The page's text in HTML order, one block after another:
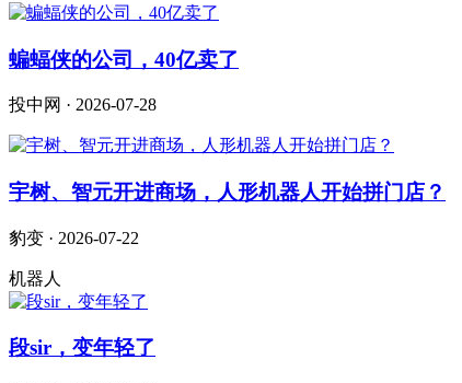
蝙蝠侠的公司，40亿卖了
投中网 · 2026-07-28
宇树、智元开进商场，人形机器人开始拼门店？
豹变 · 2026-07-22
机器人
段sir，变年轻了